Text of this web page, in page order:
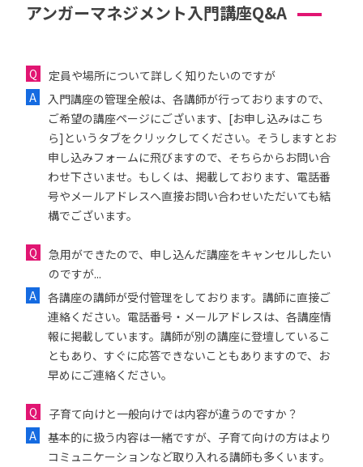
アンガーマネジメント入門講座Q&A
定員や場所について詳しく知りたいのですが
入門講座の管理全般は、各講師が行っておりますので、
ご希望の講座ページにございます、[お申し込みはこち
ら]というタブをクリックしてください。そうしますとお
申し込みフォームに飛びますので、そちらからお問い合
わせ下さいませ。もしくは、掲載しております、電話番
号やメールアドレスへ直接お問い合わせいただいても結
構でございます。
急用ができたので、申し込んだ講座をキャンセルしたい
のですが...
各講座の講師が受付管理をしております。講師に直接ご
連絡ください。電話番号・メールアドレスは、各講座情
報に掲載しています。講師が別の講座に登壇しているこ
ともあり、すぐに応答できないこともありますので、お
早めにご連絡ください。
子育て向けと一般向けでは内容が違うのですか？
基本的に扱う内容は一緒ですが、子育て向けの方はより
コミュニケーションなど取り入れる講師も多くいます。